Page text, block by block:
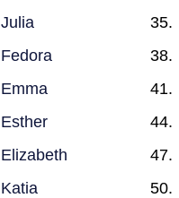
Julia
Fedora
Emma
Esther
Elizabeth
Katia